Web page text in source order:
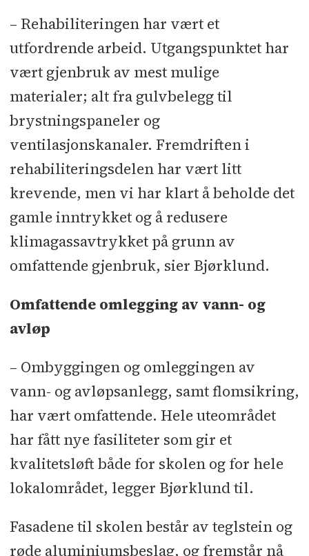
lDahlskås Plate og Sveiseverksted
FiresafelH-FasaderlIdemal
Komplett Elektro Installasjon
KvintblendexlLett-Tak Systemer
LuftkvalitetlLåssenteret
GisethlMaxbo ProfflMidthaugl
MMK BlikklNerdrums Oppmåling
NordomaticlNordvestvinduetl
Radonmannenl Schindlerl
Seabrokers FundamenteringlSkar
IndustriservicelTopaas og Haugl
Vestviken Betong og Trel Øst-Riv
– Rehabiliteringen har vært et
utfordrende arbeid. Utgangspunktet har
vært gjenbruk av mest mulige
materialer; alt fra gulvbelegg til
brystningspaneler og
ventilasjonskanaler. Fremdriften i
rehabiliteringsdelen har vært litt
krevende, men vi har klart å beholde det
gamle inntrykket og å redusere
klimagassavtrykket på grunn av
omfattende gjenbruk, sier Bjørklund.
Omfattende omlegging av vann- og
avløp
– Ombyggingen og omleggingen av
vann- og avløpsanlegg, samt flomsikring,
har vært omfattende. Hele uteområdet
har fått nye fasiliteter som gir et
kvalitetsløft både for skolen og for hele
lokalområdet, legger Bjørklund til.
Fasadene til skolen består av teglstein og
røde aluminiumsbeslag, og fremstår nå